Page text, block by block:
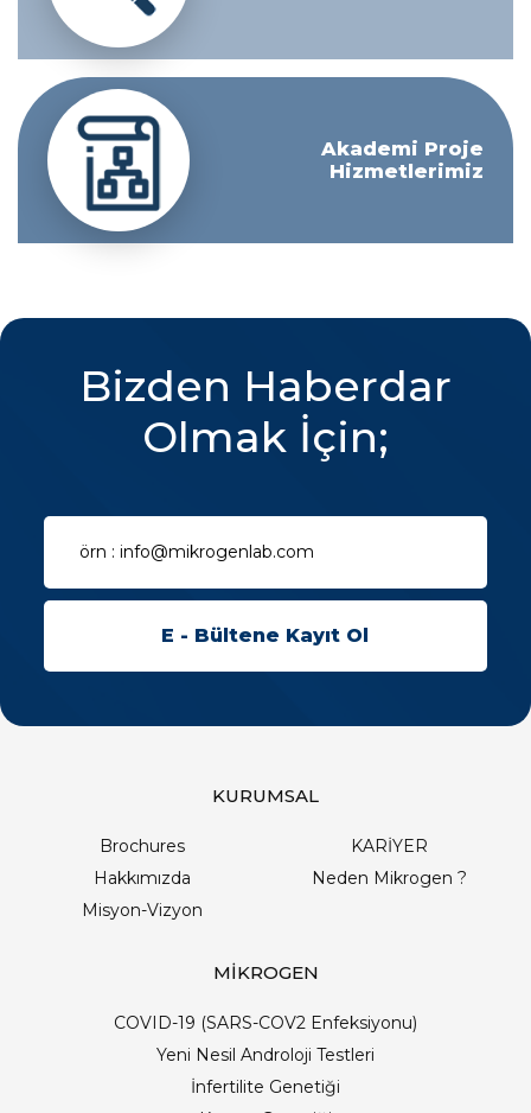
Akademi Proje
Hizmetlerimiz
Bizden Haberdar
Olmak İçin;
KURUMSAL
Brochures
KARİYER
Hakkımızda
Neden Mikrogen ?
Misyon-Vizyon
MİKROGEN
COVID-19 (SARS-COV2 Enfeksiyonu)
Yeni Nesil Androloji Testleri
İnfertilite Genetiği